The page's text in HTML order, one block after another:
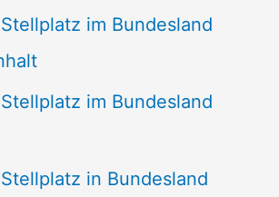
im Bundesland
im Bundesland
in Bundesland